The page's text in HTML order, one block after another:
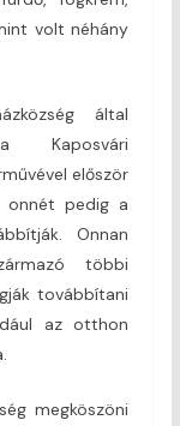
volt néhány
által
Kaposvári
először
onnét pedig a
Onnan
többi
továbbítani
az otthon
megköszöni